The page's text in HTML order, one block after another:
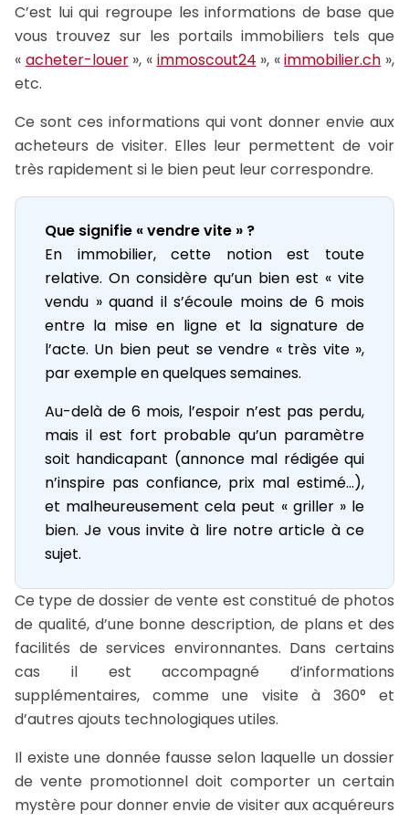
C’est lui qui regroupe les informations de base que
vous trouvez sur les portails immobiliers tels que
« acheter-louer», « immoscout24 », «immobilier.ch »,
etc.
Ce sont ces informations qui vont donner envie aux
acheteurs de visiter. Elles leur permettent de voir
très rapidement si le bien peut leur correspondre.
Que signifie « vendre vite » ?
En immobilier, cette notion est toute
relative. On considère qu’un bien est « vite
vendu » quand il s’écoule moins de 6 mois
entre la mise en ligne et la signature de
l’acte. Un bien peut se vendre « très vite »,
par exemple en quelques semaines.
Au-delà de 6 mois, l’espoir n’est pas perdu,
mais il est fort probable qu’un paramètre
soit handicapant (annonce mal rédigée qui
n’inspire pas confiance, prix mal estimé…),
et malheureusement cela peut « griller » le
bien. Je vous invite à lire notre article à ce
sujet.
Ce type de dossier de vente est constitué de photos
de qualité, d’une bonne description, de plans et des
facilités de services environnantes. Dans certains
cas il est accompagné d’informations
supplémentaires, comme une visite à 360° et
d’autres ajouts technologiques utiles.
Il existe une donnée fausse selon laquelle un dossier
de vente promotionnel doit comporter un certain
mystère pour donner envie de visiter aux acquéreurs